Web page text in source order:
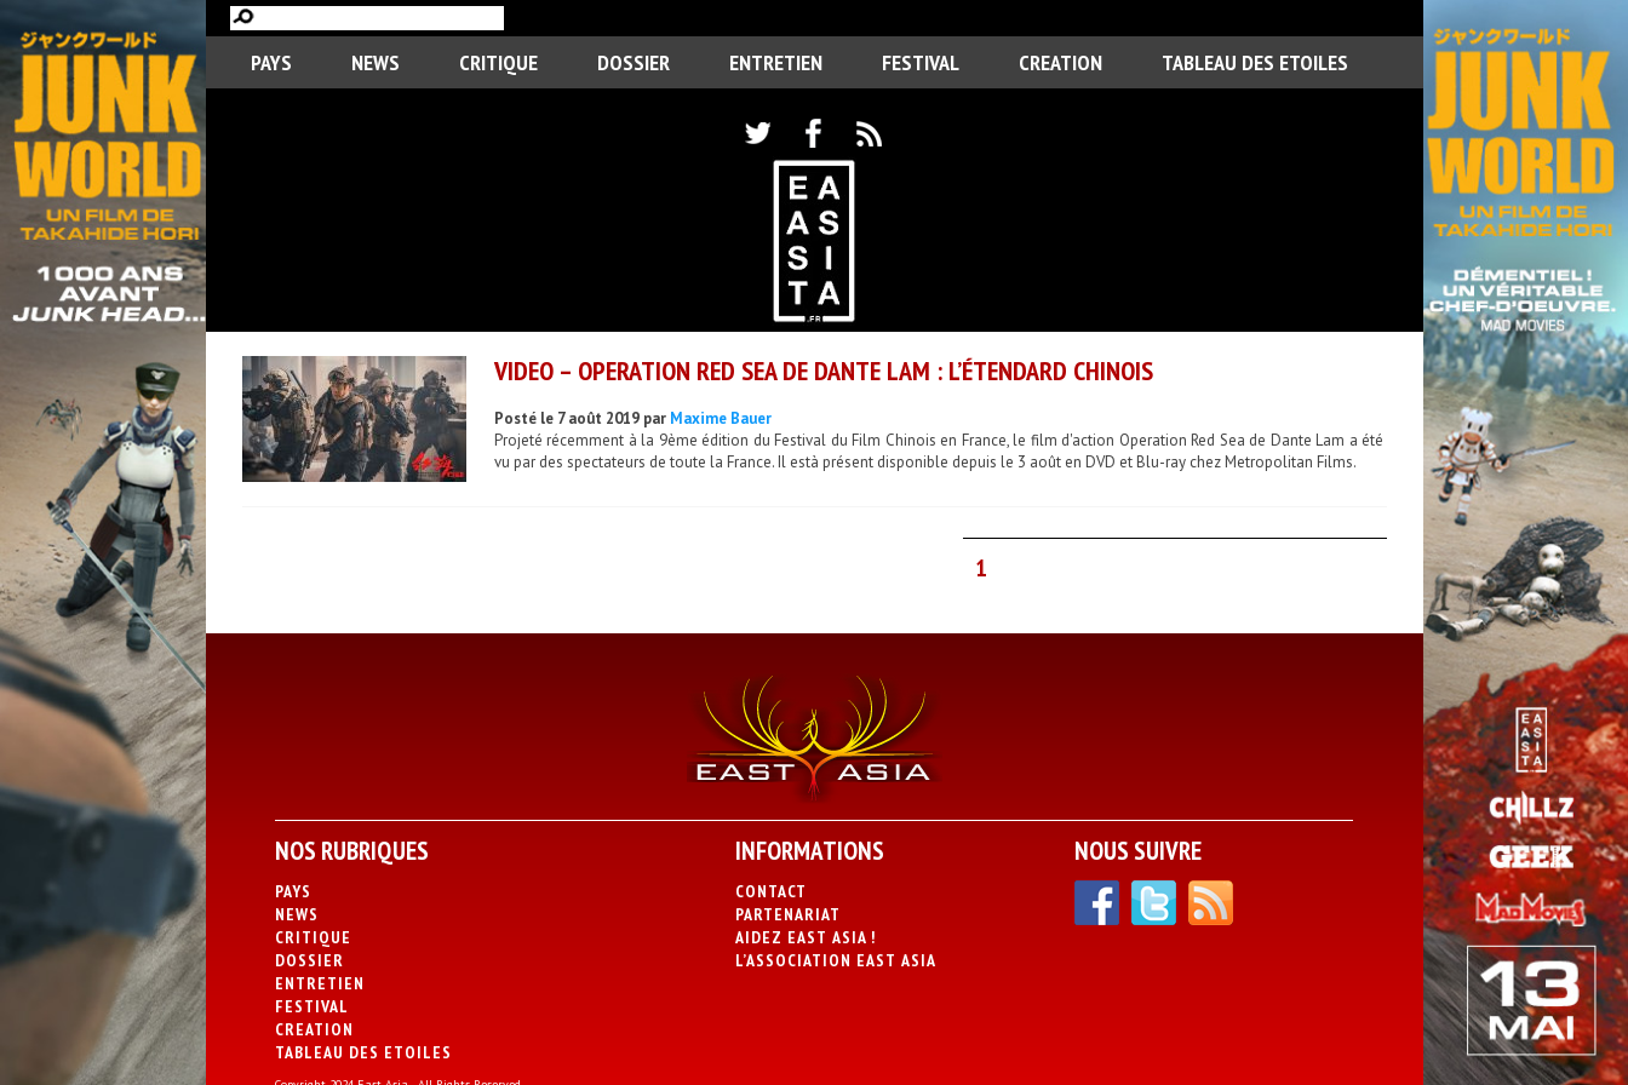
PAYS NEWS CRITIQUE DOSSIER ENTRETIEN FESTIVAL CREATION TABLEAU DES ETOILES
VIDEO – OPERATION RED SEA DE DANTE LAM : L’ÉTENDARD CHINOIS
Posté le 7 août 2019 par Maxime Bauer
Projeté récemment à la 9ème édition du Festival du Film Chinois en France, le film d'action Operation Red Sea de Dante Lam a été
vu par des spectateurs de toute la France. Il està présent disponible depuis le 3 août en DVD et Blu-ray chez Metropolitan Films.
1
NOS RUBRIQUES
PAYS
NEWS
CRITIQUE
DOSSIER
ENTRETIEN
FESTIVAL
CREATION
TABLEAU DES ETOILES
INFORMATIONS
CONTACT
PARTENARIAT
AIDEZ EAST ASIA !
L’ASSOCIATION EAST ASIA
NOUS SUIVRE